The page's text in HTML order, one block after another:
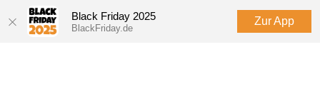
Black Friday 2025
BlackFriday.de
Zur App